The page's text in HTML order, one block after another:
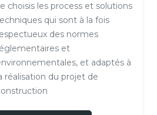
choisis les process et solutions
qui sont à la fois
des normes
et
et adaptés à
réalisation du projet de